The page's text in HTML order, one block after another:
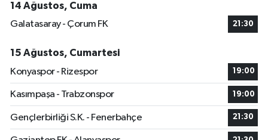
14 Ağustos, Cuma
Galatasaray - Çorum FK
21:30
15 Ağustos, Cumartesi
Konyaspor - Rizespor
19:00
Kasımpaşa - Trabzonspor 19:00
Gençlerbirliği S.K. - Fenerbahçe 21:30